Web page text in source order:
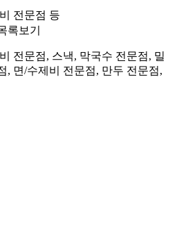
전문점 등
록보기
전문점, 스낵, 막국수 전문점, 밀
, 면/수제비 전문점, 만두 전문점,